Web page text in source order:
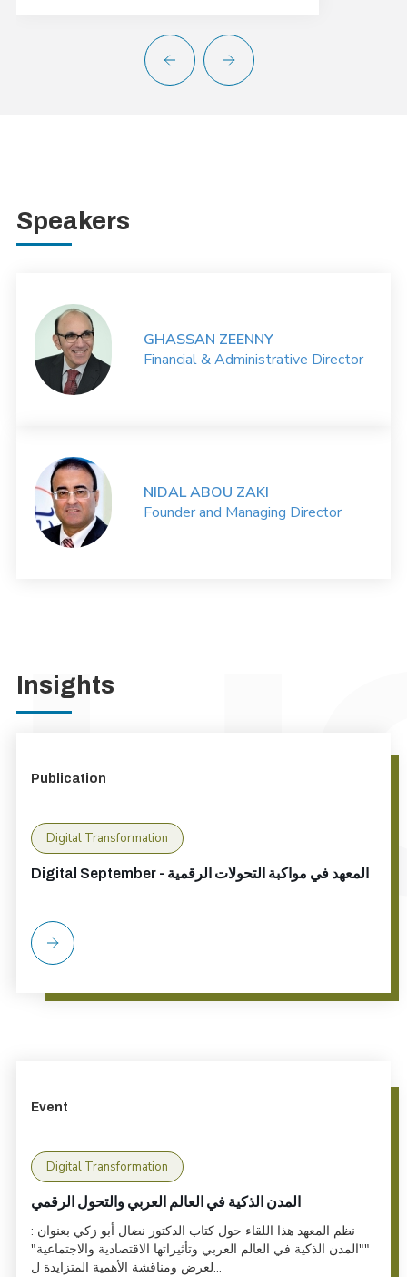
Speakers
GHASSAN ZEENNY
Financial & Administrative Director
NIDAL ABOU ZAKI
Founder and Managing Director
Insights
Publication
Digital Transformation
Digital September - المعهد في مواكبة التحولات الرقمية
Event
Digital Transformation
المدن الذكية في العالم العربي والتحول الرقمي
نظم المعهد هذا اللقاء حول كتاب الدكتور نضال أبو زكي بعنوان :
""المدن الذكية في العالم العربي وتأثيراتها الاقتصادية والاجتماعية"
لعرض ومناقشة الأهمية المتزايدة ل...